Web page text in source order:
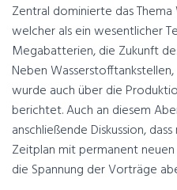
Zentral dominierte das
welcher als ein wesentlicher
Megabatterien, die Zukunft
Neben
wurde auch über die
berichtet. Auch an diesem
anschließende Diskussion,
Zeitplan mit permanent
die Spannung der Vorträge